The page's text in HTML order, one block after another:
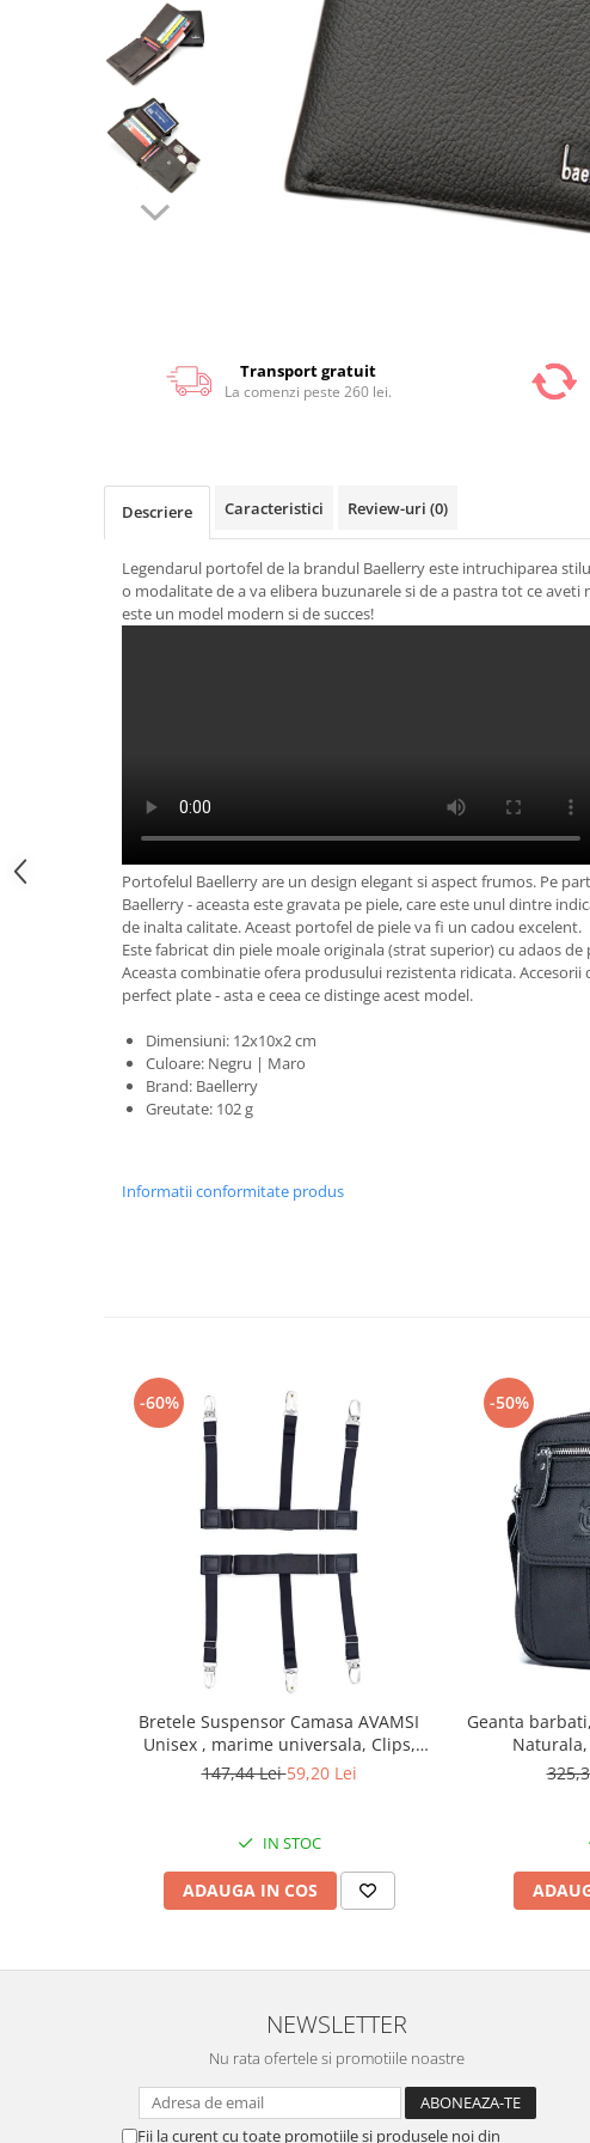
Transport gratuit
La comenzi peste 260 lei.
Descriere Caracteristici Review-uri (0)
Legendarul portofel de la brandul Baellerry este intruchiparea
o modalitate de a va elibera buzunarele si de a pastra tot ce aveti
este un model modern si de succes!
Portofelul Baellerry are un design elegant si aspect frumos. Pe
Baellerry - aceasta este gravata pe piele, care este unul dintre
de inalta calitate. Aceast portofel de piele va fi un cadou excelent.
Este fabricat din piele moale originala (strat superior) cu adaos
Aceasta combinatie ofera produsului rezistenta ridicata. Accesorii
perfect plate - asta e ceea ce distinge acest model.
Dimensiuni: 12x10x2 cm
Culoare: Negru | Maro
Brand: Baellerry
Greutate: 102 g
Informatii conformitate produs
-60%
Bretele Suspensor Camasa AVAMSI
Unisex , marime universala, Clips,
Negru
147,44 Lei59,20 Lei
IN STOC
ADAUGA IN COS
-50%
Geanta
NEWSLETTER
Nu rata ofertele si promotiile noastre
Fii la curent cu toate promotiile si produsele noi din